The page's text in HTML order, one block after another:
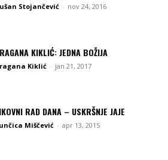
Stojančević - nov 24, 2016
KIKLIĆ: JEDNA BOŽIJA
Kiklić - jan 21, 2017
RAD DANA – USKRŠNJE JAJE
Miščević - apr 13, 2015